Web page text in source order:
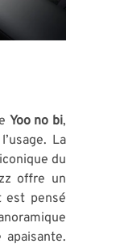
Yoo no bi,
La
du
offre un
est pensé